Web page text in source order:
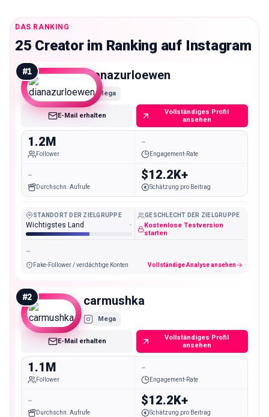
DAS RANKING
25 Creator im Ranking auf Instagram
#1 dianazurloewen
Mega
E-Mail erhalten
Vollständiges Profil
ansehen
1.2M
Follower
-
Engagement-Rate
-
Durchschn. Aufrufe
$12.2K+
Schätzung pro Beitrag
STANDORT DER ZIELGRUPPE
Wichtigstes Land -
GESCHLECHT DER ZIELGRUPPE
Kostenlose Testversion
starten
-
Fake-Follower / verdächtige Konten Vollständige Analyse ansehen
#2 carmushka
Mega
E-Mail erhalten
Vollständiges Profil
ansehen
1.1M
Follower
-
Engagement-Rate
-
Durchschn. Aufrufe
$12.2K+
Schätzung pro Beitrag